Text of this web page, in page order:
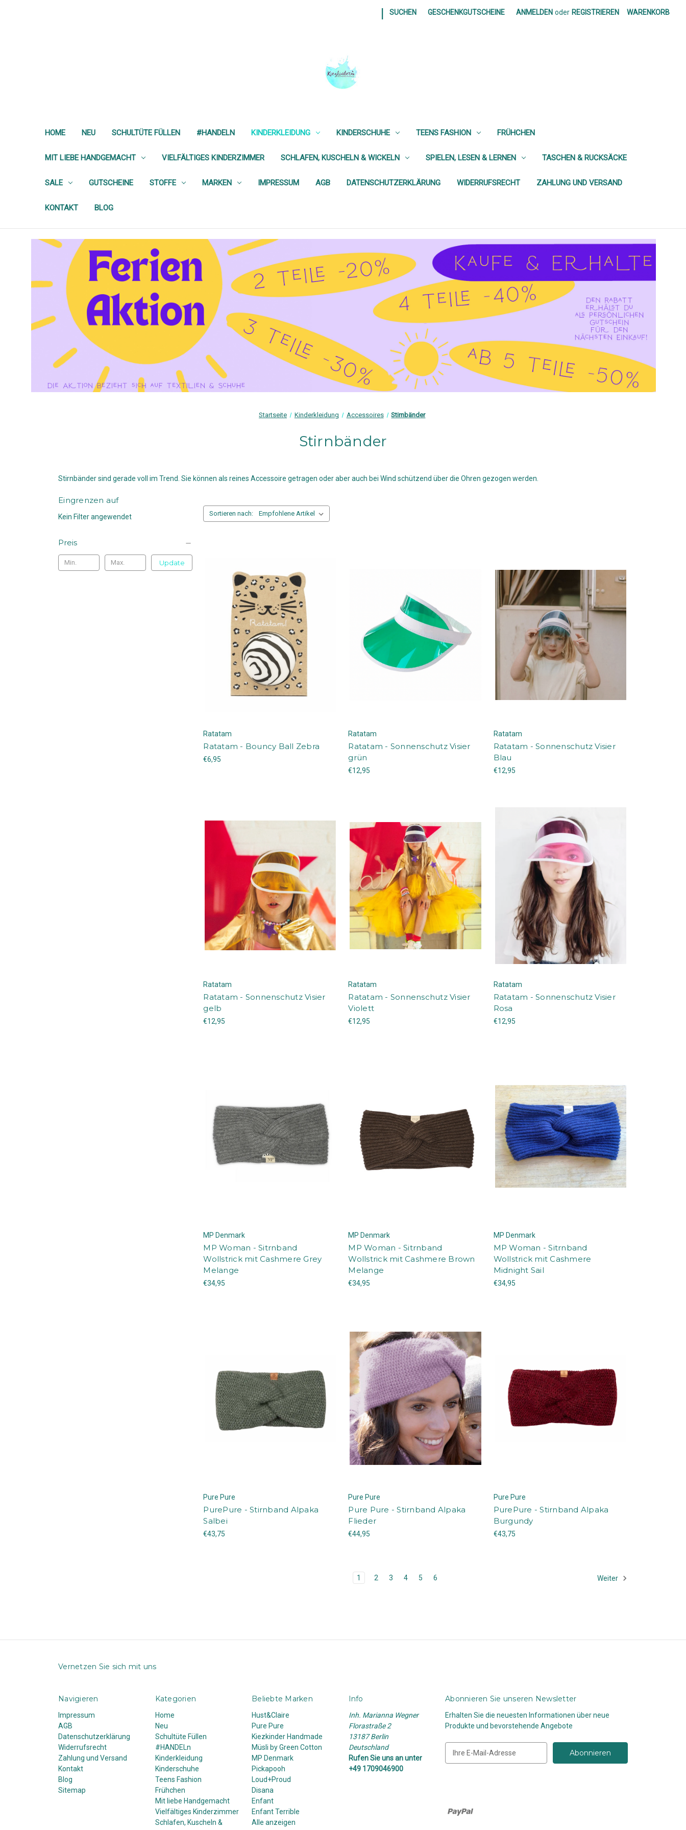
SUCHEN GESCHENKGUTSCHEINE ANMELDEN oder REGISTRIEREN WARENKORB
HOME NEU SCHULTÜTE FÜLLEN #HANDELN KINDERKLEIDUNG KINDERSCHUHE TEENS FASHION FRÜHCHEN
MIT LIEBE HANDGEMACHT VIELFÄLTIGES KINDERZIMMER SCHLAFEN, KUSCHELN & WICKELN SPIELEN, LESEN & LERNEN TASCHEN & RUCKSÄCKE
SALE GUTSCHEINE STOFFE MARKEN IMPRESSUM AGB DATENSCHUTZERKLÄRUNG WIDERRUFSRECHT ZAHLUNG UND VERSAND
KONTAKT BLOG
Startseite Kinderkleidung Accessoires Stirnbänder
Stirnbänder
Stirnbänder sind gerade voll im Trend. Sie können als reines Accessoire getragen oder aber auch bei Wind schützend über die Ohren gezogen werden.
Eingrenzen auf
Kein Filter angewendet
Preis
Update
Sortieren nach:
Ratatam
Ratatam - Bouncy Ball Zebra
€6,95
Ratatam
Ratatam - Sonnenschutz Visier
grün
€12,95
Ratatam
Ratatam - Sonnenschutz Visier
Blau
€12,95
Ratatam
Ratatam - Sonnenschutz Visier
gelb
€12,95
Ratatam
Ratatam - Sonnenschutz Visier
Violett
€12,95
Ratatam
Ratatam - Sonnenschutz Visier
Rosa
€12,95
MP Denmark
MP Woman - Sitrnband
Wollstrick mit Cashmere Grey
Melange
€34,95
MP Denmark
MP Woman - Sitrnband
Wollstrick mit Cashmere Brown
Melange
€34,95
MP Denmark
MP Woman - Sitrnband
Wollstrick mit Cashmere
Midnight Sail
€34,95
Pure Pure
PurePure - Stirnband Alpaka
Salbei
€43,75
Pure Pure
Pure Pure - Stirnband Alpaka
Flieder
€44,95
Pure Pure
PurePure - Stirnband Alpaka
Burgundy
€43,75
1 2 3 4 5 6 Weiter
Vernetzen Sie sich mit uns
Navigieren
Impressum
AGB
Datenschutzerklärung
Widerrufsrecht
Zahlung und Versand
Kontakt
Blog
Sitemap
Kategorien
Home
Neu
Schultüte Füllen
#HANDELn
Kinderkleidung
Kinderschuhe
Teens Fashion
Frühchen
Mit liebe Handgemacht
Vielfältiges Kinderzimmer
Schlafen, Kuscheln &
Beliebte Marken
Hust&Claire
Pure Pure
Kiezkinder Handmade
Müsli by Green Cotton
MP Denmark
Pickapooh
Loud+Proud
Disana
Enfant
Enfant Terrible
Alle anzeigen
Info
Inh. Marianna Wegner
Florastraße 2
13187 Berlin
Deutschland
Rufen Sie uns an unter
+49 1709046900
Abonnieren Sie unseren Newsletter
Erhalten Sie die neuesten Informationen über neue
Produkte und bevorstehende Angebote